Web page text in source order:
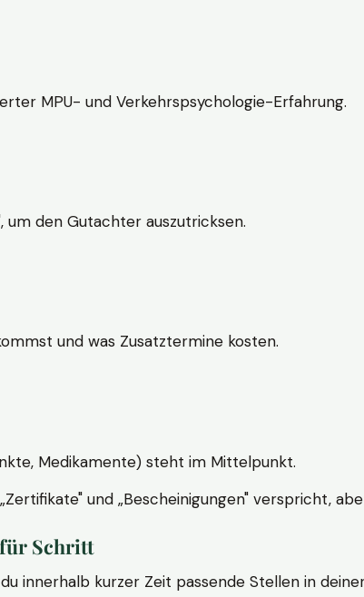
MPU- und Verkehrspsychologie-Erfahrung.
um den Gutachter auszutricksen.
und was Zusatztermine kosten.
Medikamente) steht im Mittelpunkt.
und „Bescheinigungen" verspricht,
Schritt
innerhalb kurzer Zeit passende Stellen in